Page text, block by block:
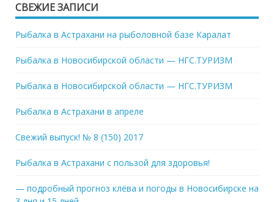
СВЕЖИЕ ЗАПИСИ
Рыбалка в Астрахани на рыболовной базе Каралат
Рыбалка в Новосибирской области — НГС.ТУРИЗМ
Рыбалка в Новосибирской области — НГС.ТУРИЗМ
Рыбалка в Астрахани в апреле
Свежий выпуск! № 8 (150) 2017
Рыбалка в Астрахани с пользой для здоровья!
— подробный прогноз клёва и погоды в Новосибирске на